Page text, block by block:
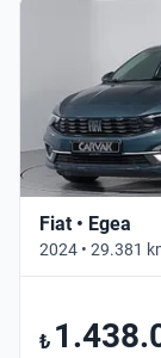
Fiat • Egea
2024 • 29.381
₺